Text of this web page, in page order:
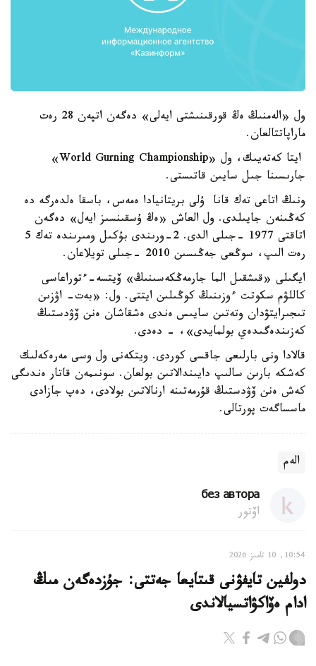
ول «الەمنىڭ ەڭ قورقىنىشتى ايەلى» دەگەن اتپەن 28 رەت
ماراپاتتالعان.
ايتا كەتەيىك، ول «World Gurning Championship»
جارىسىنا جىل سايىن قاتىستى.
ونىڭ اتاعى تەك قانا ۇلى بريتانيادا ەمەس، باسقا ەلدەرگە دە
كەڭىنەن جايىلدى. ول العاش «ەڭ ۇسقىنسىز ايەل» دەگەن
اتاقتى 1977 -جىلى الدى. 2-ورىندى بۇكىل ومىرىندە تەك 5
رەت الىپ، سوڭعى جەڭىسىن 2010 -جىلى تويلاعان.
ايگىلى «قىشقىل الما جارمەڭكەسىنىڭ» ۆيتسە-ءتوراعاسى
كاللۋم سكوتت ءوزىنىڭ كوڭىلىن ايتتى. ول: «بەت- اۋزىن
تىجىرايتۋدان وتەتىن سايىس ەندى ەشقاشان ەنن ۆۋدستىڭ
كەزىندەگىدەي بولمايدى»، - دەدى.
قالادا ونى بارلىعى جاقسى كوردى. ويتكەنى ول وسى مەرەكەلىك
كەشكە بارىن سالىپ دايىندالاتىن بولعان. سونىمەن قاتار ەندىگى
كەش ەنن ۆۋدستىڭ قۇرمەتىنە ارنالاتىن بولادى، دەپ جازادى
ماسساگەت پورتالى.
الەم
без автора
اۆتور
10:54, 10 تامىز 2026
دولفين تايفۋنى قىتايعا جەتتى: جۇزدەگەن مىڭ
ادام ەۆاكۋاتسيالاندى